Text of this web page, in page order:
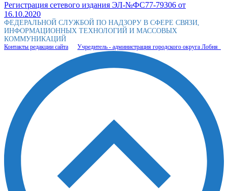
Регистрация сетевого издания ЭЛ-№ФС77-79306 от
16.10.2020
ФЕДЕРАЛЬНОЙ СЛУЖБОЙ ПО НАДЗОРУ В СФЕРЕ СВЯЗИ,
ИНФОРМАЦИОННЫХ ТЕХНОЛОГИЙ И МАССОВЫХ
КОММУНИКАЦИЙ
Контакты редакции сайта Учредитель - администрация городского округа Лобня